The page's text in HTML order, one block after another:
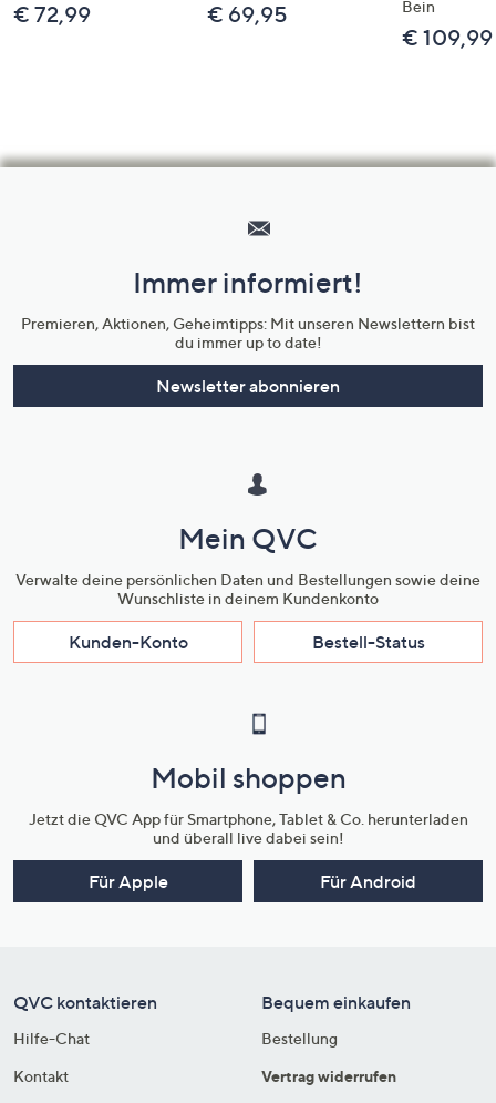
€ 72,99 € 69,95 Bein
€ 109,99
Unternehmensinformationen
Immer informiert!
Premieren, Aktionen, Geheimtipps: Mit unseren Newslettern bist
du immer up to date!
Newsletter abonnieren
Mein QVC
Verwalte deine persönlichen Daten und Bestellungen sowie deine
Wunschliste in deinem Kundenkonto
Kunden-Konto Bestell-Status
Mobil shoppen
Jetzt die QVC App für Smartphone, Tablet & Co. herunterladen
und überall live dabei sein!
Für Apple Für Android
QVC kontaktieren
Hilfe-Chat
Kontakt
Bequem einkaufen
Bestellung
Vertrag widerrufen